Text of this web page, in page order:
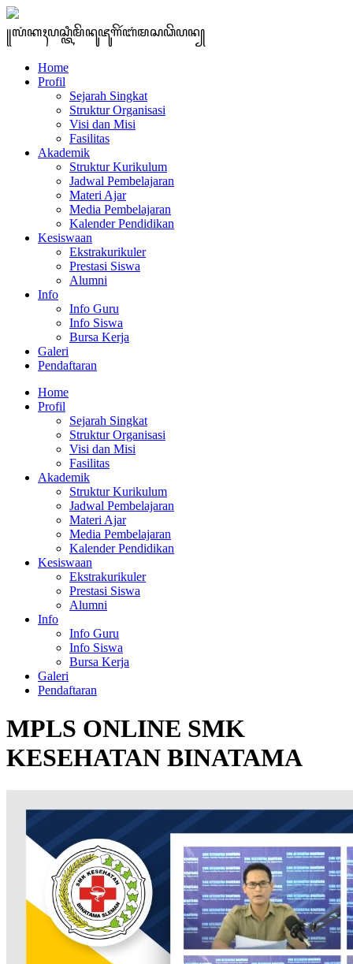
꧋ꦭꦁꦏꦃꦥꦱ꧀ꦠꦶꦩꦼꦤꦸꦗꦸꦒꦼꦂꦧꦁꦩꦱꦣꦼꦥꦤ꧀
Home
Profil
Sejarah Singkat
Struktur Organisasi
Visi dan Misi
Fasilitas
Akademik
Struktur Kurikulum
Jadwal Pembelajaran
Materi Ajar
Media Pembelajaran
Kalender Pendidikan
Kesiswaan
Ekstrakurikuler
Prestasi Siswa
Alumni
Info
Info Guru
Info Siswa
Bursa Kerja
Galeri
Pendaftaran
Home
Profil
Sejarah Singkat
Struktur Organisasi
Visi dan Misi
Fasilitas
Akademik
Struktur Kurikulum
Jadwal Pembelajaran
Materi Ajar
Media Pembelajaran
Kalender Pendidikan
Kesiswaan
Ekstrakurikuler
Prestasi Siswa
Alumni
Info
Info Guru
Info Siswa
Bursa Kerja
Galeri
Pendaftaran
MPLS ONLINE SMK
KESEHATAN BINATAMA